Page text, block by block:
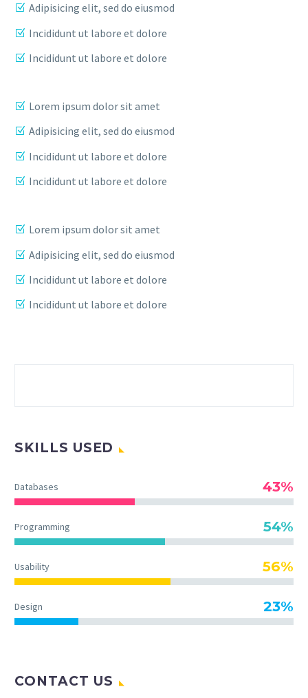
Adipisicing elit, sed do eiusmod
Incididunt ut labore et dolore
Incididunt ut labore et dolore
Lorem ipsum dolor sit amet
Adipisicing elit, sed do eiusmod
Incididunt ut labore et dolore
Incididunt ut labore et dolore
Lorem ipsum dolor sit amet
Adipisicing elit, sed do eiusmod
Incididunt ut labore et dolore
Incididunt ut labore et dolore
SKILLS USED
Databases 43%
Programming 54%
Usability 56%
Design 23%
CONTACT US